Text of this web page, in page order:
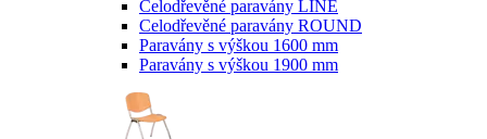
Celodřevěné paravány LINE
Celodřevěné paravány ROUND
Paravány s výškou 1600 mm
Paravány s výškou 1900 mm